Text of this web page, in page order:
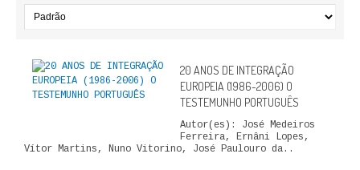
ANÁLISE DA ACÇÃO EDUCATIVA
COLEÇÃO PONTO DE INTERROGAÇÃO
COLEÇÃO PONTO E VÍRGULA
20 ANOS DE INTEGRAÇÃO
EUROPEIA (1986-2006) O
TESTEMUNHO PORTUGUÊS
Autor(es): José Medeiros
Ferreira, Ernâni Lopes,
Vítor Martins, Nuno Vitorino, José Paulouro da..